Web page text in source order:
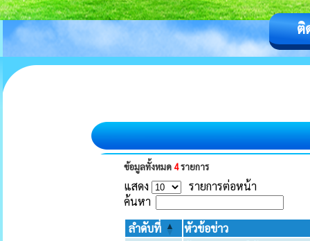
ติ
ข้อมูลทั้งหมด 4รายการ
แสดง
รายการต่อหน้า
ค้นหา
ลำดับที่
หัวข้อข่าว